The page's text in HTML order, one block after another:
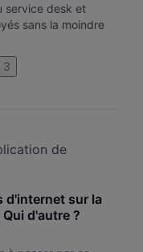
service desk et
sans la moindre
bien souvent
3
de
d'internet sur la
d'autre ?